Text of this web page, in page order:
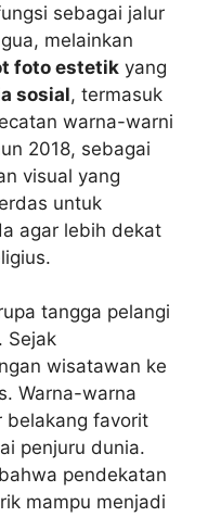
sebagai jalur
melainkan
foto estetik yang
sosial, termasuk
warna-warni
2018, sebagai
visual yang
untuk
agar lebih dekat
tangga pelangi
Sejak
wisatawan ke
Warna-warna
belakang favorit
penjuru dunia.
pendekatan
mampu menjadi